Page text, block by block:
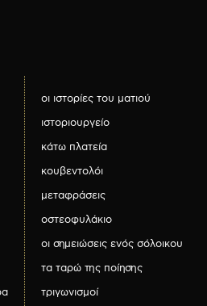
οι ιστορίες του ματιού
ιστοριουργείο
κάτω πλατεία
κουβεντολόι
μεταφράσεις
οστεοφυλάκιο
οι σημειώσεις ενός σόλοικου
τα ταρώ της ποίησης
τριγωνισμοί